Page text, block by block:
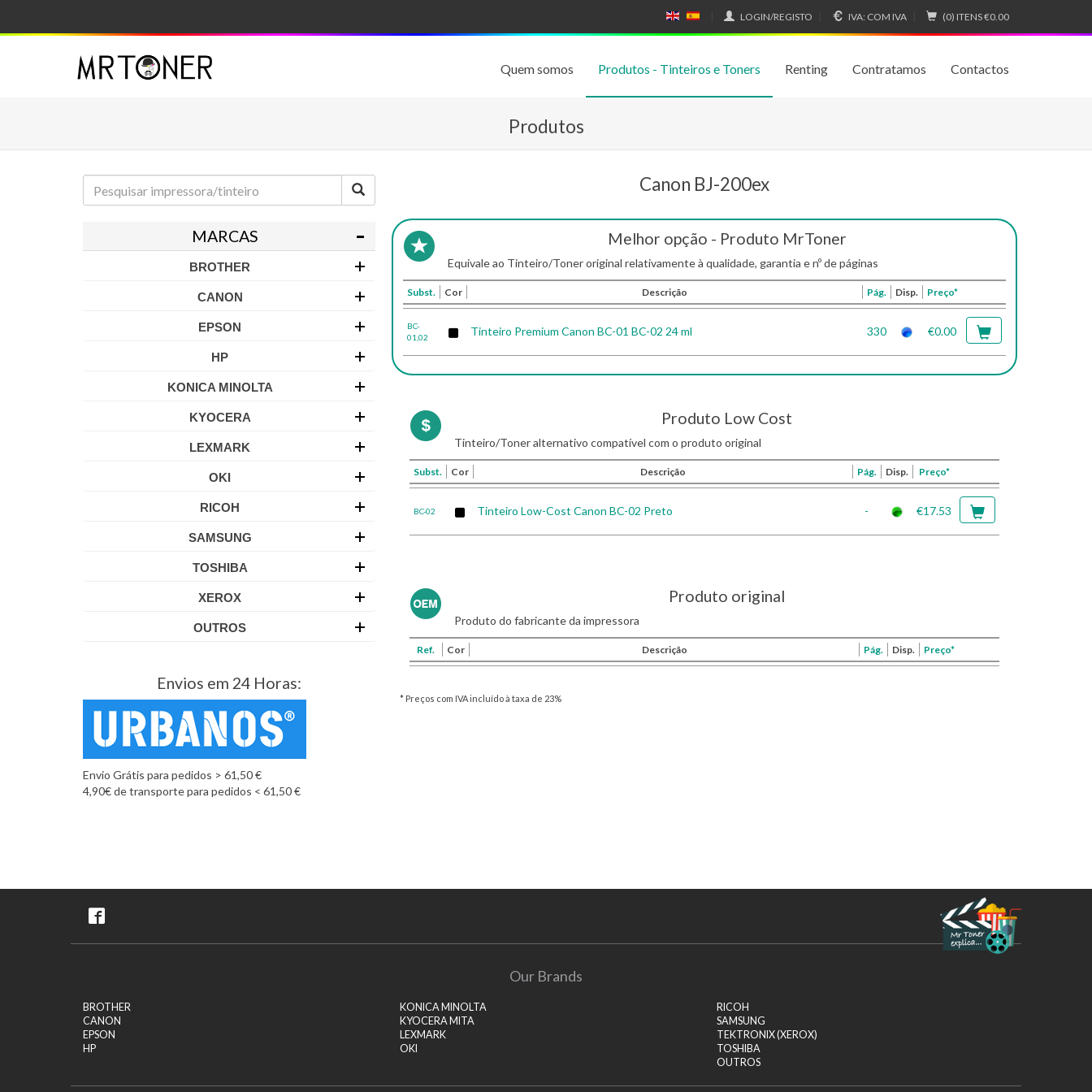
N
H
SP
OL
LOGIN/REGISTO IVA: COM IVA (0) ITENS€0.00
Quem somos Produtos - Tinteiros e Toners Renting Contratamos Contactos
Produtos
MARCAS
BROTHER
CANON
EPSON
HP
KONICA MINOLTA
KYOCERA
LEXMARK
OKI
RICOH
SAMSUNG
TOSHIBA
XEROX
OUTROS
Envios em 24 Horas:
Envio Grátis para pedidos > 61,50 €
4,90€ de transporte para pedidos < 61,50 €
Canon BJ-200ex
Melhor opção - Produto MrToner
Equivale ao Tinteiro/Toner original relativamente à qualidade, garantia e nº de páginas
Subst. Cor Descrição Pág. Disp. Preço*
BC-
01,02
Tinteiro Premium Canon BC-01 BC-02 24 ml 330 €0.00
Produto Low Cost
Tinteiro/Toner alternativo compatível com o produto original
Subst. Cor Descrição Pág. Disp. Preço*
BC-02 Tinteiro Low-Cost Canon BC-02 Preto - €17.53
Produto original
Produto do fabricante da impressora
Ref. Cor Descrição Pág. Disp. Preço*
* Preços com IVA incluído à taxa de 23%
Our Brands
BROTHER
CANON
EPSON
HP
KONICA MINOLTA
KYOCERA MITA
LEXMARK
OKI
RICOH
SAMSUNG
TEKTRONIX (XEROX)
TOSHIBA
OUTROS